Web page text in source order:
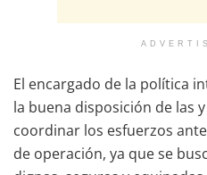
El encargado de la política
la buena disposición de las
coordinar los esfuerzos
de operación, ya que se